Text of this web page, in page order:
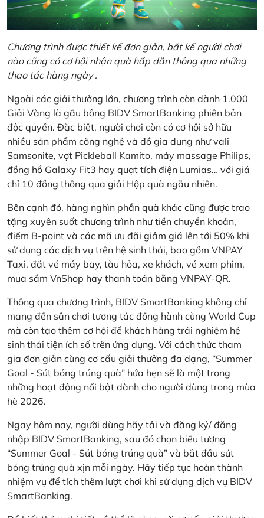
Chương trình được thiết kế đơn giản, bất kể người chơi
nào cũng có cơ hội nhận quà hấp dẫn thông qua những
thao tác hàng ngày .
Ngoài các giải thưởng lớn, chương trình còn dành 1.000
Giải Vàng là gấu bông BIDV SmartBanking phiên bản
độc quyền. Đặc biệt, người chơi còn có cơ hội sở hữu
nhiều sản phẩm công nghệ và đồ gia dụng như vali
Samsonite, vợt Pickleball Kamito, máy massage Philips,
đồng hồ Galaxy Fit3 hay quạt tích điện Lumias… với giá
chỉ 10 đồng thông qua giải Hộp quà ngẫu nhiên.
Bên cạnh đó, hàng nghìn phần quà khác cũng được trao
tặng xuyên suốt chương trình như tiền chuyển khoản,
điểm B-point và các mã ưu đãi giảm giá lên tới 50% khi
sử dụng các dịch vụ trên hệ sinh thái, bao gồm VNPAY
Taxi, đặt vé máy bay, tàu hỏa, xe khách, vé xem phim,
mua sắm VnShop hay thanh toán bằng VNPAY-QR.
Thông qua chương trình, BIDV SmartBanking không chỉ
mang đến sân chơi tương tác đồng hành cùng World Cup
mà còn tạo thêm cơ hội để khách hàng trải nghiệm hệ
sinh thái tiện ích số trên ứng dụng. Với cách thức tham
gia đơn giản cùng cơ cấu giải thưởng đa dạng, “Summer
Goal - Sút bóng trúng quà” hứa hẹn sẽ là một trong
những hoạt động nổi bật dành cho người dùng trong mùa
hè 2026.
Ngay hôm nay, người dùng hãy tải và đăng ký/ đăng
nhập BIDV SmartBanking, sau đó chọn biểu tượng
“Summer Goal - Sút bóng trúng quà” và bắt đầu sút
bóng trúng quà xịn mỗi ngày. Hãy tiếp tục hoàn thành
nhiệm vụ để tích thêm lượt chơi khi sử dụng dịch vụ BIDV
SmartBanking.